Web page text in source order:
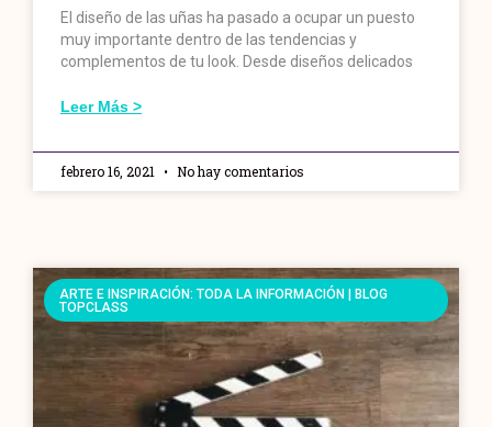
El diseño de las uñas ha pasado a ocupar un puesto
muy importante dentro de las tendencias y
complementos de tu look. Desde diseños delicados
Leer Más >
febrero 16, 2021 No hay comentarios
ARTE E INSPIRACIÓN: TODA LA INFORMACIÓN | BLOG
TOPCLASS